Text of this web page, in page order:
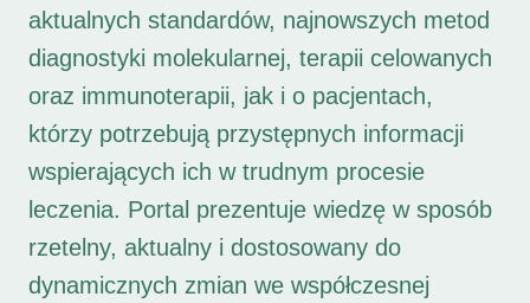
aktualnych standardów, najnowszych metod
diagnostyki molekularnej, terapii celowanych
oraz immunoterapii, jak i o pacjentach,
którzy potrzebują przystępnych informacji
wspierających ich w trudnym procesie
leczenia. Portal prezentuje wiedzę w sposób
rzetelny, aktualny i dostosowany do
dynamicznych zmian we współczesnej